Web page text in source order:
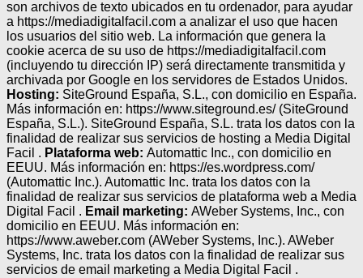
son archivos de texto ubicados en tu ordenador, para ayudar
a https://mediadigitalfacil.com a analizar el uso que hacen
los usuarios del sitio web. La información que genera la
cookie acerca de su uso de https://mediadigitalfacil.com
(incluyendo tu dirección IP) será directamente transmitida y
archivada por Google en los servidores de Estados Unidos.
Hosting: SiteGround España, S.L., con domicilio en España.
Más información en: https://www.siteground.es/ (SiteGround
España, S.L.). SiteGround España, S.L. trata los datos con la
finalidad de realizar sus servicios de hosting a Media Digital
Facil . Plataforma web: Automattic Inc., con domicilio en
EEUU. Más información en: https://es.wordpress.com/
(Automattic Inc.). Automattic Inc. trata los datos con la
finalidad de realizar sus servicios de plataforma web a Media
Digital Facil . Email marketing: AWeber Systems, Inc., con
domicilio en EEUU. Más información en:
https://www.aweber.com (AWeber Systems, Inc.). AWeber
Systems, Inc. trata los datos con la finalidad de realizar sus
servicios de email marketing a Media Digital Facil .